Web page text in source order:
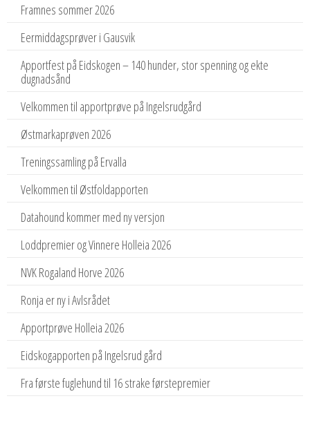
Framnes sommer 2026
Eermiddagsprøver i Gausvik
Apportfest på Eidskogen – 140 hunder, stor spenning og ekte
dugnadsånd
Velkommen til apportprøve på Ingelsrudgård
Østmarkaprøven 2026
Treningssamling på Ervalla
Velkommen til Østfoldapporten
Datahound kommer med ny versjon
Loddpremier og Vinnere Holleia 2026
NVK Rogaland Horve 2026
Ronja er ny i Avlsrådet
Apportprøve Holleia 2026
Eidskogapporten på Ingelsrud gård
Fra første fuglehund til 16 strake førstepremier